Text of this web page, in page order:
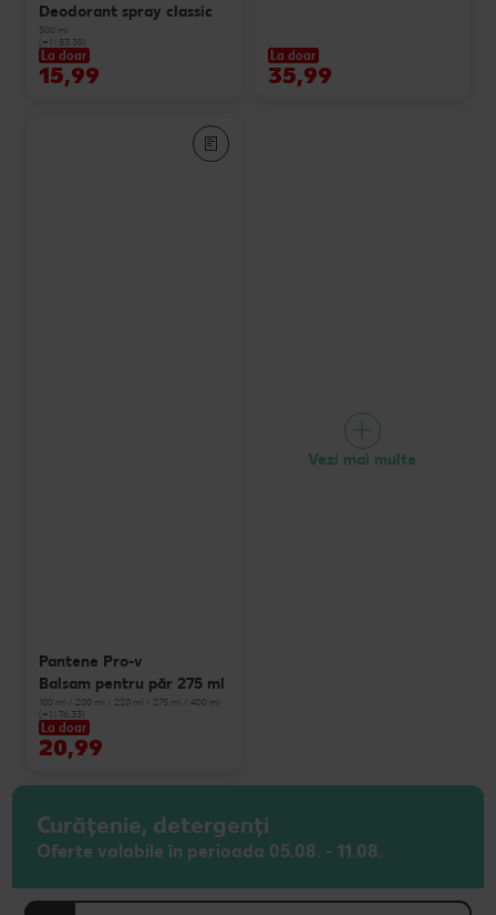
Deodorant spray classic
300 ml
(=1 l 53.30)
La doar
15,99
La doar
35,99
Pantene Pro-v
Balsam pentru păr 275 ml
100 ml / 200 ml / 220 ml / 275 ml / 400 ml
(=1 l 76.33)
La doar
20,99
Vezi mai multe
Curățenie, detergenți
Oferte valabile în perioada 05.08. - 11.08.